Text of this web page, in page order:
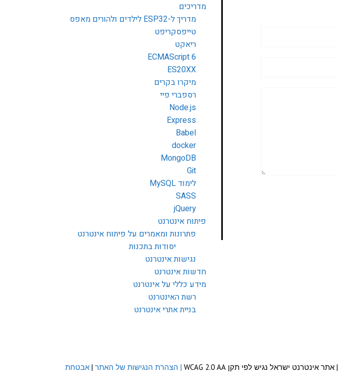
מדריכים
מדריך ל-ESP32 לילדים ולהורים מאפס
טייפסקריפט
ריאקט
ECMAScript 6
ES20XX
מיקרו בקרים
רספברי פיי
Node.js
Express
Babel
docker
MongoDB
Git
לימוד MySQL
SASS
jQuery
פיתוח אינטרנט
פתרונות ומאמרים על פיתוח אינטרנט
יסודות בתכנות
נגישות אינטרנט
חדשות אינטרנט
מידע כללי על אינטרנט
רשת האינטרנט
בניית אתרי אינטרנט
| אתר אינטרנט ישראל נגיש לפי תקן WCAG 2.0 AA | הצהרת הנגישות של האתר | אבטחת